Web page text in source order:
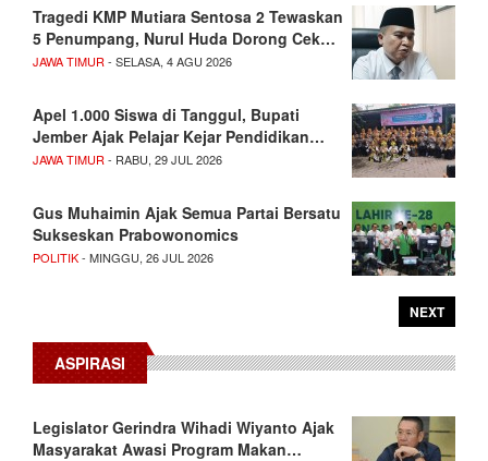
Tragedi KMP Mutiara Sentosa 2 Tewaskan
5 Penumpang, Nurul Huda Dorong Cek…
JAWA TIMUR - SELASA, 4 AGU 2026
Apel 1.000 Siswa di Tanggul, Bupati
Jember Ajak Pelajar Kejar Pendidikan…
JAWA TIMUR - RABU, 29 JUL 2026
Gus Muhaimin Ajak Semua Partai Bersatu
Sukseskan Prabowonomics
POLITIK- MINGGU, 26 JUL 2026
NEXT
ASPIRASI
Legislator Gerindra Wihadi Wiyanto Ajak
Masyarakat Awasi Program Makan…